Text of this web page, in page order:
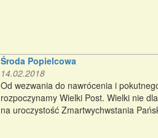
Środa Popielcowa
14.02.2018
Od wezwania do nawrócenia i
rozpoczynamy Wielki Post. Wielki nie
na uroczystość Zmartwychwstania